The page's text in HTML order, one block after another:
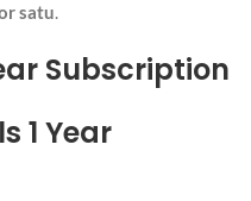
satu.
Subscription
1 Year